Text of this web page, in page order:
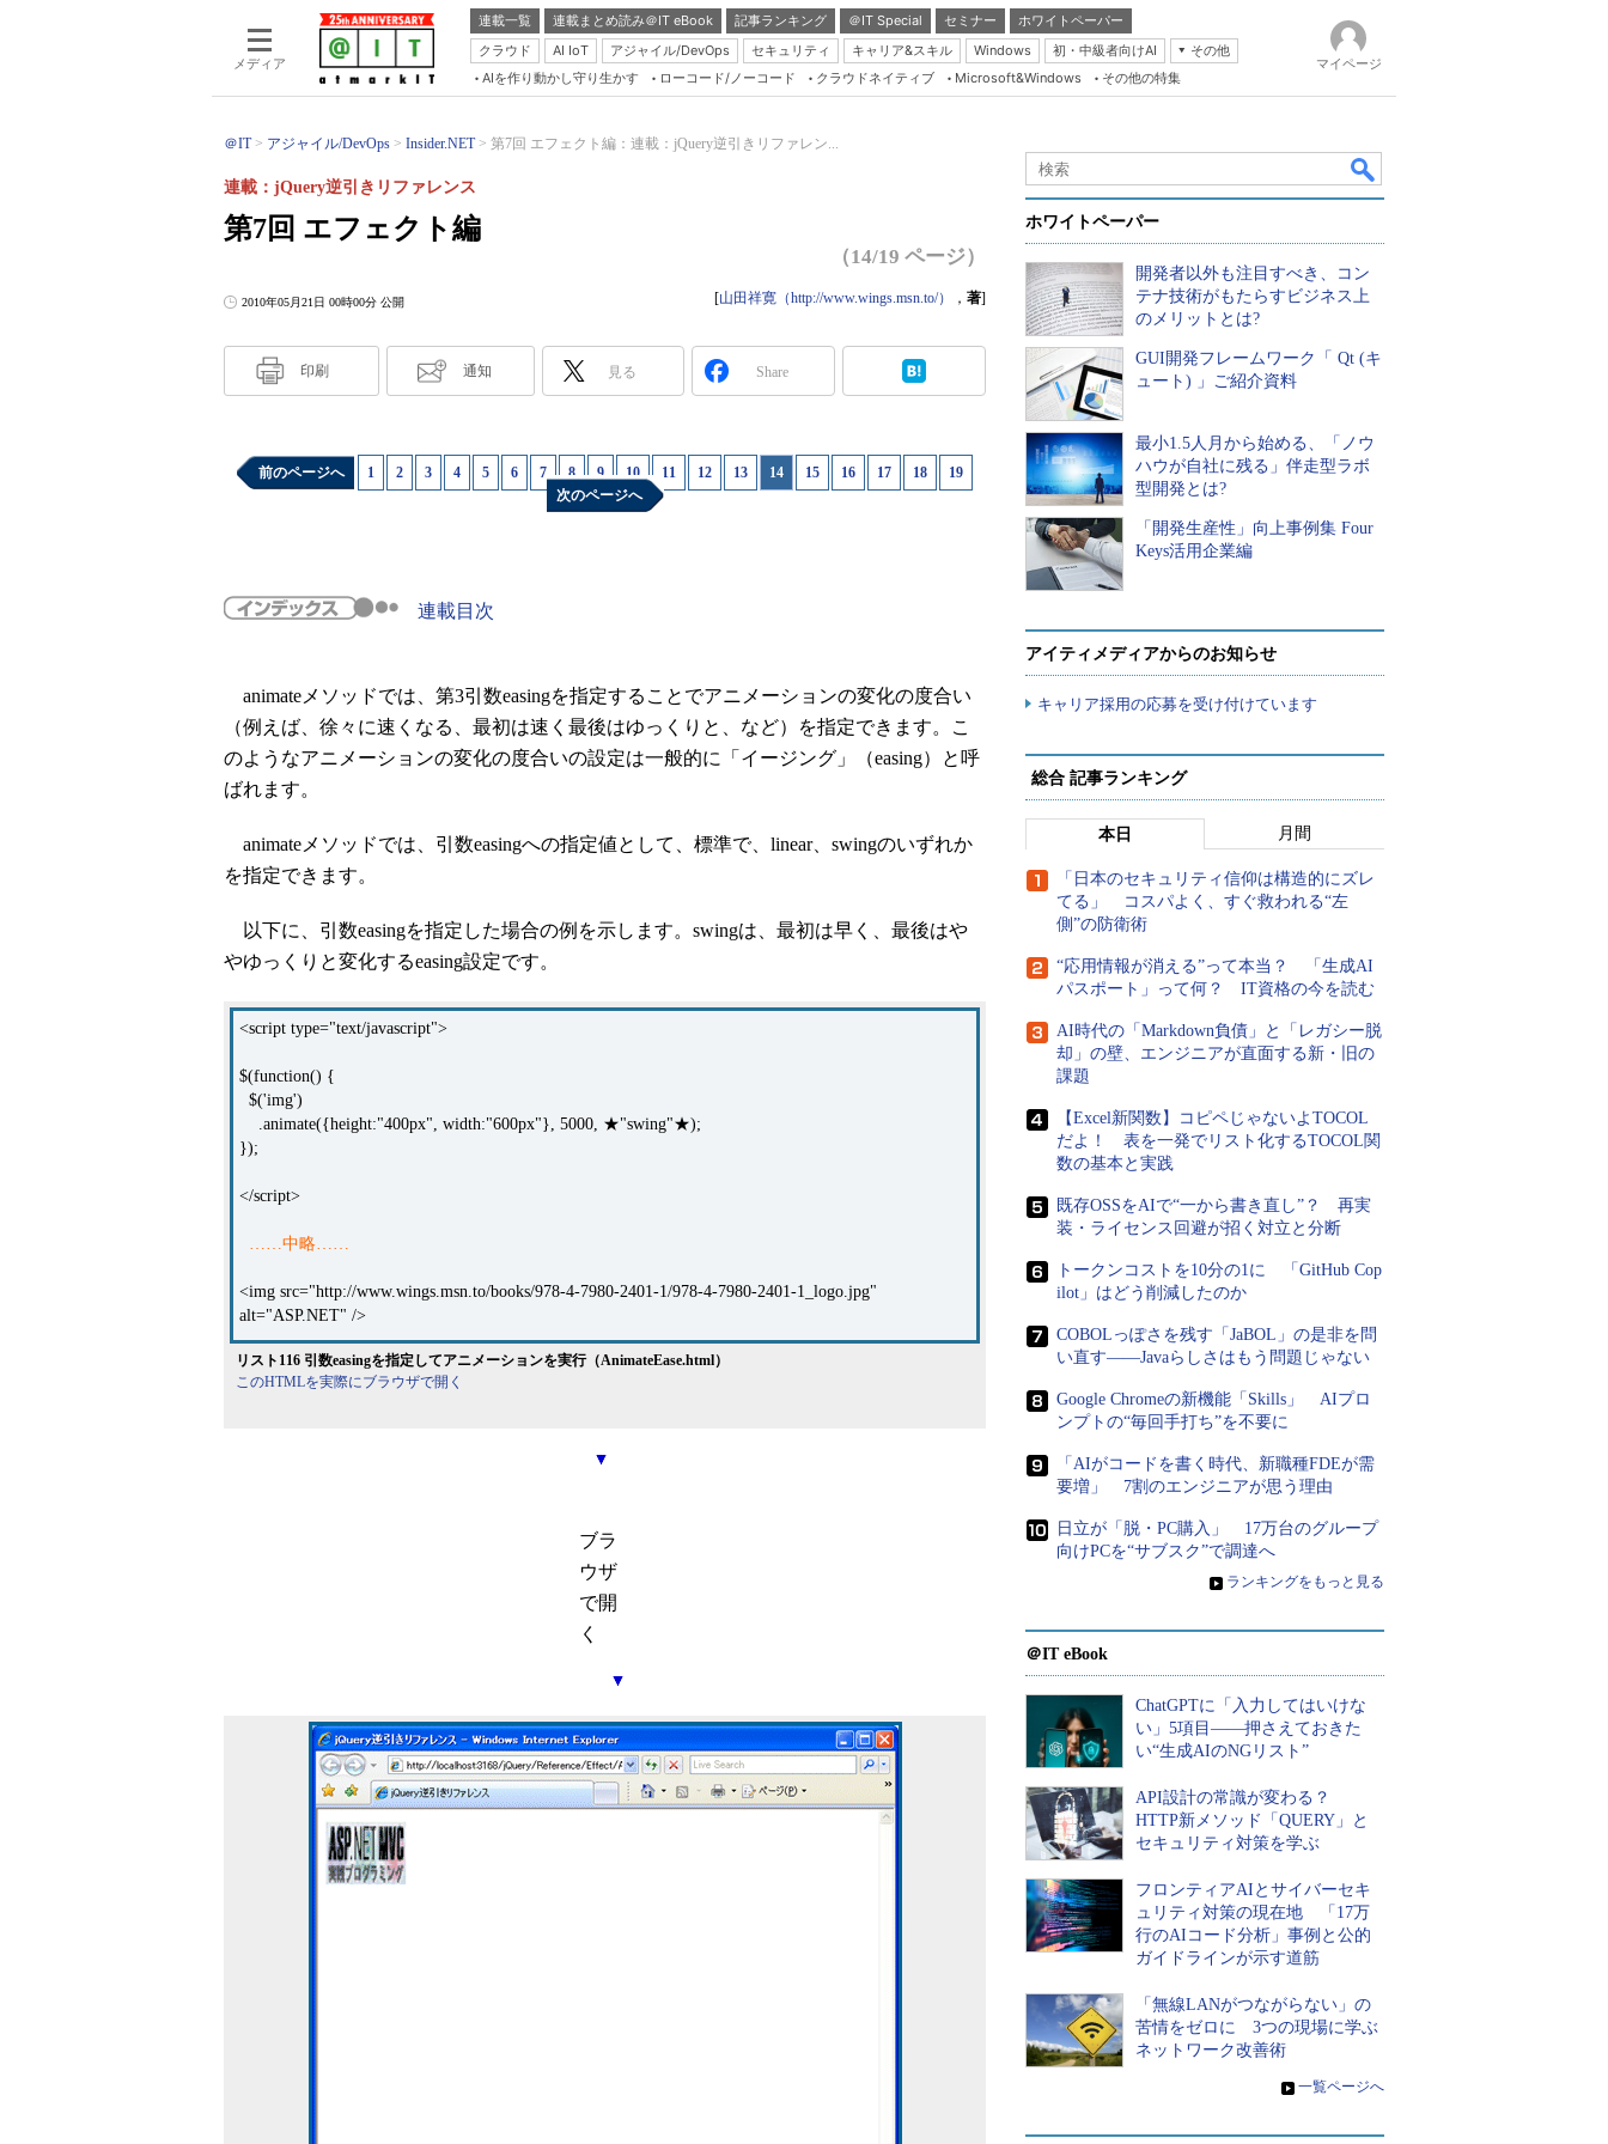
メディア
連載一覧 連載まとめ読み＠IT eBook 記事ランキング ＠IT Special セミナー
ホワイトペーパー
クラウド
AI IoT アジャイル/DevOps セキュリティ キャリア&スキル Windows 初・中級者向けAI
その他
Server & Storage
Database Expert
Master of IP Network
Security & Trust
Insider.NET
AIを作り動かし守り生かす ローコード/ノーコード クラウドネイティブ Microsoft&Windows その他の特集
マイページ
＠IT アジャイル/DevOps Insider.NET 第7回 エフェクト編：連載：jQuery逆引きリファレン...
第7回 エフェクト編
連載：jQuery逆引きリファレンス
（14/19 ページ）
2010年05月21日 00時00分 公開 [山田祥寛（http://www.wings.msn.to/） ， 著]
印刷 通知 見る Share
前のページへ 1 2 3 4 5 6 7 8 9 10 11 12 13 14 15 16 17 18
19
次のページへ
連載目次
animateメソッドでは、第3引数easingを指定することでアニメーションの変化の度合い
（例えば、徐々に速くなる、最初は速く最後はゆっくりと、など）を指定できます。こ
のようなアニメーションの変化の度合いの設定は一般的に「イージング」（easing）と呼
ばれます。
animateメソッドでは、引数easingへの指定値として、標準で、linear、swingのいずれか
を指定できます。
以下に、引数easingを指定した場合の例を示します。swingは、最初は早く、最後はや
やゆっくりと変化するeasing設定です。
<script type="text/javascript">
$(function() {
$('img')
.animate({height:"400px", width:"600px"}, 5000, ★"swing"★);
});
</script>
……中略……
<img src="http://www.wings.msn.to/books/978-4-7980-2401-1/978-4-7980-2401-1_logo.jpg"
alt="ASP.NET" />
リスト116 引数easingを指定してアニメーションを実行（AnimateEase.html）
このHTMLを実際にブラウザで開く
ブラ
ウザ
で開
く
ホワイトペーパー
開発者以外も注目すべき、コン
テナ技術がもたらすビジネス上
のメリットとは?
GUI開発フレームワーク「 Qt (キ
ュート) 」ご紹介資料
最小1.5人月から始める、「ノウ
ハウが自社に残る」伴走型ラボ
型開発とは?
「開発生産性」向上事例集 Four
Keys活用企業編
アイティメディアからのお知らせ
キャリア採用の応募を受け付けています
総合 記事ランキング
本日 月間
「日本のセキュリティ信仰は構造的にズレ
てる」 コスパよく、すぐ救われる“左
側”の防衛術
“応用情報が消える”って本当？ 「生成AI
パスポート」って何？ IT資格の今を読む
AI時代の「Markdown負債」と「レガシー脱
却」の壁、エンジニアが直面する新・旧の
課題
【Excel新関数】コピペじゃないよTOCOL
だよ！ 表を一発でリスト化するTOCOL関
数の基本と実践
既存OSSをAIで“一から書き直し”？ 再実
装・ライセンス回避が招く対立と分断
トークンコストを10分の1に 「GitHub Cop
ilot」はどう削減したのか
COBOLっぽさを残す「JaBOL」の是非を問
い直す――Javaらしさはもう問題じゃない
Google Chromeの新機能「Skills」 AIプロ
ンプトの“毎回手打ち”を不要に
「AIがコードを書く時代、新職種FDEが需
要増」 7割のエンジニアが思う理由
日立が「脱・PC購入」 17万台のグループ
向けPCを“サブスク”で調達へ
» ランキングをもっと見る
＠IT eBook
ChatGPTに「入力してはいけな
い」5項目――押さえておきた
い“生成AIのNGリスト”
API設計の常識が変わる？
HTTP新メソッド「QUERY」と
セキュリティ対策を学ぶ
フロンティアAIとサイバーセキ
ュリティ対策の現在地 「17万
行のAIコード分析」事例と公的
ガイドラインが示す道筋
「無線LANがつながらない」の
苦情をゼロに 3つの現場に学ぶ
ネットワーク改善術
» 一覧ページへ